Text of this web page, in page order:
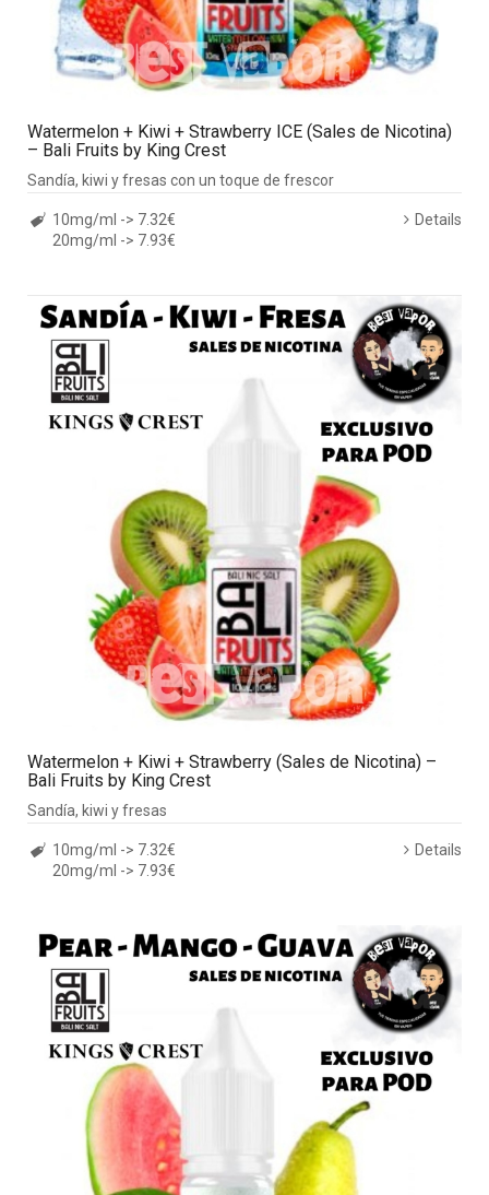
Watermelon + Kiwi + Strawberry ICE (Sales de Nicotina)
– Bali Fruits by King Crest
Sandía, kiwi y fresas con un toque de frescor
10mg/ml -> 7.32€
20mg/ml -> 7.93€
Details
Watermelon + Kiwi + Strawberry (Sales de Nicotina) –
Bali Fruits by King Crest
Sandía, kiwi y fresas
10mg/ml -> 7.32€
20mg/ml -> 7.93€
Details